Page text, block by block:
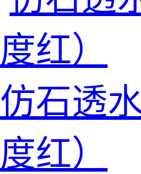
仿石透
度红）